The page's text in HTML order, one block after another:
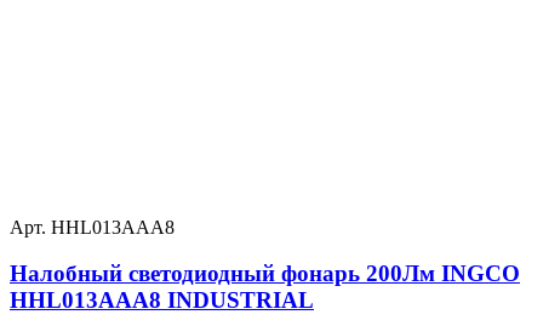
Арт. HHL013AAA8
Налобный светодиодный фонарь 200Лм INGCO
HHL013AAA8 INDUSTRIAL